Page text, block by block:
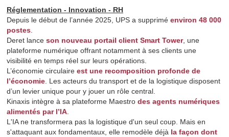
Réglementation - Innovation - RH
Depuis le début de l’année 2025, UPS a supprimé environ 48 000
postes
Deret lance son nouveau portail client Smart Tower, une
plateforme numérique offrant notamment à ses clients une
visibilité en temps réel sur leurs opérations.
L’économie circulaire est une recomposition profonde de
l’économie . Les acteurs du transport et de la logistique disposent
d’un levier unique pour y jouer un rôle central.
Kinaxis intègre à sa plateforme Maestro des agents numériques
alimentés par l’IA
L'IA ne transformera pas la logistique d'un seul coup. Mais en
s'attaquant aux fondamentaux, elle remodèle déjà la façon dont